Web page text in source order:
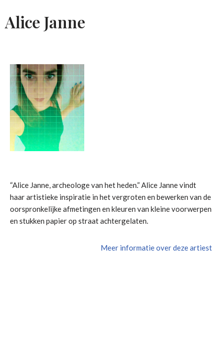
Alice Janne
“Alice Janne, archeologe van het heden.” Alice Janne vindt
haar artistieke inspiratie in het vergroten en bewerken van de
oorspronkelijke afmetingen en kleuren van kleine voorwerpen
en stukken papier op straat achtergelaten.
Meer informatie over deze artiest